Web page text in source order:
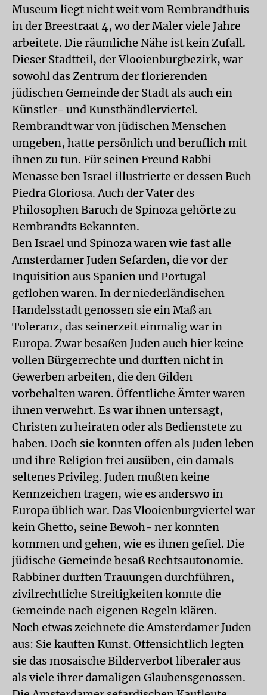
Museum liegt nicht weit vom Rembrandthuis
in der Breestraat 4, wo der Maler viele Jahre
arbeitete. Die räumliche Nähe ist kein Zufall.
Dieser Stadtteil, der Vlooienburgbezirk, war
sowohl das Zentrum der florierenden
jüdischen Gemeinde der Stadt als auch ein
Künstler- und Kunsthändlerviertel.
Rembrandt war von jüdischen Menschen
umgeben, hatte persönlich und beruflich mit
ihnen zu tun. Für seinen Freund Rabbi
Menasse ben Israel illustrierte er dessen Buch
Piedra Gloriosa. Auch der Vater des
Philosophen Baruch de Spinoza gehörte zu
Rembrandts Bekannten.
Ben Israel und Spinoza waren wie fast alle
Amsterdamer Juden Sefarden, die vor der
Inquisition aus Spanien und Portugal
geflohen waren. In der niederländischen
Handelsstadt genossen sie ein Maß an
Toleranz, das seinerzeit einmalig war in
Europa. Zwar besaßen Juden auch hier keine
vollen Bürgerrechte und durften nicht in
Gewerben arbeiten, die den Gilden
vorbehalten waren. Öffentliche Ämter waren
ihnen verwehrt. Es war ihnen untersagt,
Christen zu heiraten oder als Bedienstete zu
haben. Doch sie konnten offen als Juden leben
und ihre Religion frei ausüben, ein damals
seltenes Privileg. Juden mußten keine
Kennzeichen tragen, wie es anderswo in
Europa üblich war. Das Vlooienburgviertel war
kein Ghetto, seine Bewoh- ner konnten
kommen und gehen, wie es ihnen gefiel. Die
jüdische Gemeinde besaß Rechtsautonomie.
Rabbiner durften Trauungen durchführen,
zivilrechtliche Streitigkeiten konnte die
Gemeinde nach eigenen Regeln klären.
Noch etwas zeichnete die Amsterdamer Juden
aus: Sie kauften Kunst. Offensichtlich legten
sie das mosaische Bilderverbot liberaler aus
als viele ihrer damaligen Glaubensgenossen.